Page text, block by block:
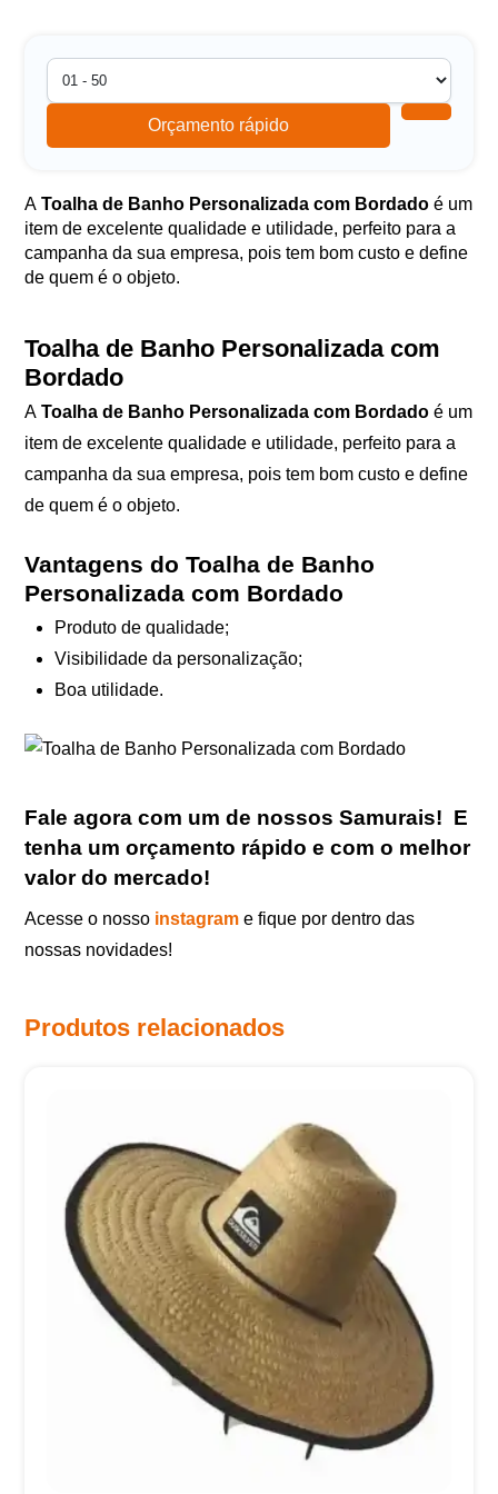
Orçamento rápido
AToalha de Banho Personalizada com Bordadoé um
item de excelente qualidade e utilidade, perfeito para a
campanha da sua empresa, pois tem bom custo e define
de quem é o objeto.
Toalha de Banho Personalizada com
Bordado
AToalha de Banho Personalizada com Bordadoé um
item de excelente qualidade e utilidade, perfeito para a
campanha da sua empresa, pois tem bom custo e define
de quem é o objeto.
Vantagens do Toalha de Banho
Personalizada com Bordado
Produto de qualidade;
Visibilidade da personalização;
Boa utilidade.
Fale agora com um de nossos Samurais! E
tenha um orçamento rápido e com o melhor
valor do mercado!
Acesse o nosso instagram e fique por dentro das
nossas novidades!
Produtos relacionados